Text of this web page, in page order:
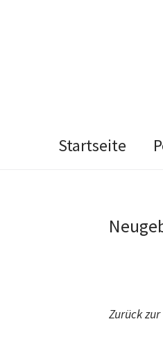
Startseite
Zurück